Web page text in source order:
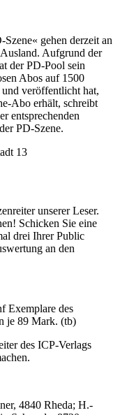
gehen derzeit an
Aufgrund der
der PD-Pool sein
Abos auf 1500
veröffentlicht hat,
Abo erhält, schreibt
entsprechenden
PD-Szene.
13
unserer Leser.
Schicken Sie eine
drei Ihrer Public
an den
Exemplare des
je 89 Mark. (tb)
des ICP-Verlags
4840 Rheda; H.-